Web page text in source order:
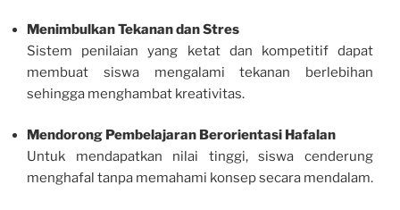
Menimbulkan Tekanan dan Stres
Sistem penilaian yang ketat dan kompetitif dapat
membuat siswa mengalami tekanan berlebihan
sehingga menghambat kreativitas.
Mendorong Pembelajaran Berorientasi Hafalan
Untuk mendapatkan nilai tinggi, siswa cenderung
menghafal tanpa memahami konsep secara mendalam.